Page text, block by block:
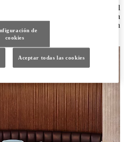
alfabeto ya está vinculada a la capital
hotel a través de la cadena W, que ha
Y están destinados a hacerse aún
de
cookies
Aceptar todas las cookies